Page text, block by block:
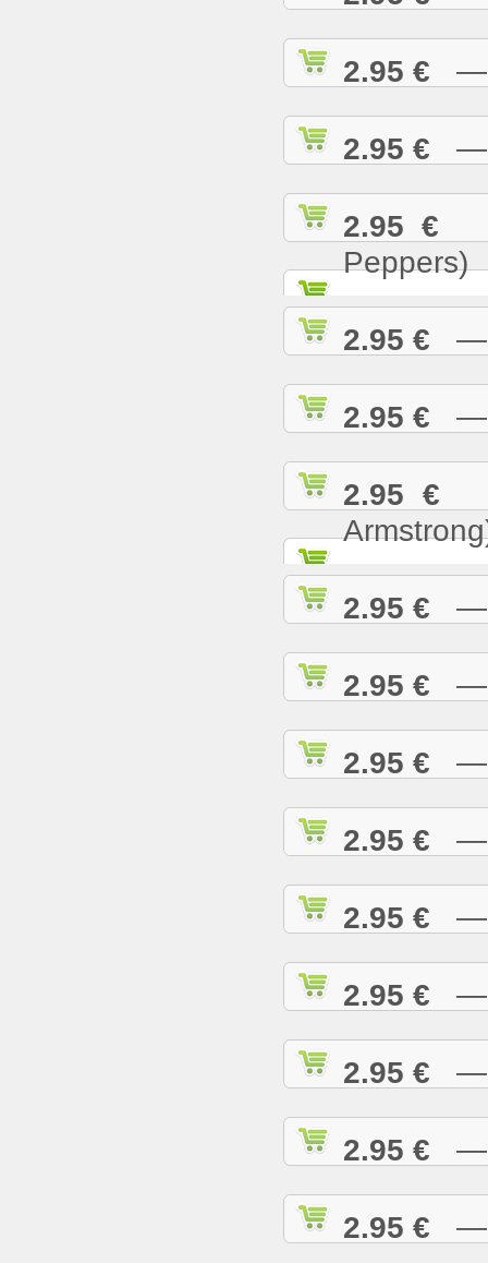
2.95 € —
2.95 € —
2.95 €
Peppers)
2.95 € —
2.95 € —
2.95 €
2.95 € —
2.95 € —
2.95 € —
2.95 € —
2.95 € —
2.95 € —
2.95 € —
2.95 € —
2.95 € —